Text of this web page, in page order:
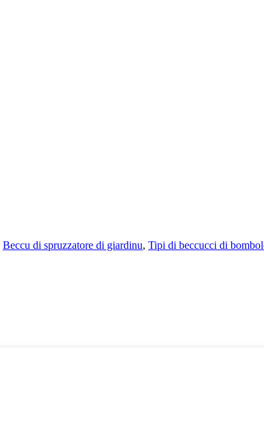
Beccu di spruzzatore di giardinu, Tipi di beccucci di